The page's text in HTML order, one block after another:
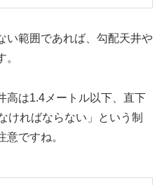
い範囲であれば、勾配天井や
高は1.4メートル以下、直下
ければならない」という制
意ですね。